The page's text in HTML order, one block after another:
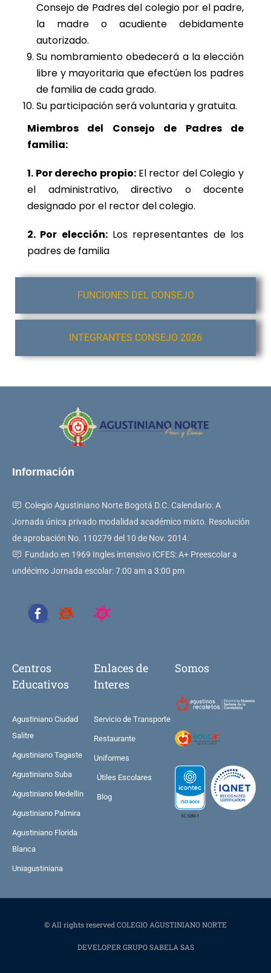
FUNCIONES DEL CONSEJO
INTEGRANTES CONSEJO 2026
Consejo de Padres del colegio por el padre,
la madre o acudiente debidamente
autorizado.
Su nombramiento obedecerá a la elección
libre y mayoritaria que efectúen los padres
de familia de cada grado.
Su participación será voluntaria y gratuita.
Miembros del Consejo de Padres de
familia:
1. Por derecho propio: El rector del Colegio y
el administrativo, directivo o docente
designado por el rector del colegio.
2. Por elección:Los representantes de los
padres de familia
Información
Colegio Agustiniano Norte Bogotá D.C. Calendario: A
Jornada única privado modalidad académico mixto. Resolución
de aprobación No. 110279 del 10 de Nov. 2014.
Fundado en 1969 Ingles intensivo ICFES: A+ Preescolar a
undécimo Jornada escolar: 7:00 am a 3:00 pm
Centros
Educativos
Agustiniano Ciudad
Salitre
Agustiniano Tagaste
Agustiniano Suba
Agustiniano Medellin
Agustiniano Palmira
Agustiniano Florida
Blanca
Uniagustiniana
Enlaces de
Interes
Servicio de Transporte
Restaurante
Uniformes
Útiles Escolares
Blog
Somos
© All rights reserved COLEGIO AGUSTINIANO NORTE
DEVELOPER GRUPO SABELA SAS